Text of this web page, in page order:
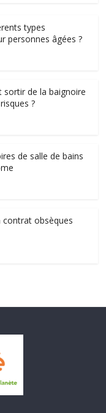
types
personnes âgées ?
de la baignoire
?
de salle de bains
contrat obsèques